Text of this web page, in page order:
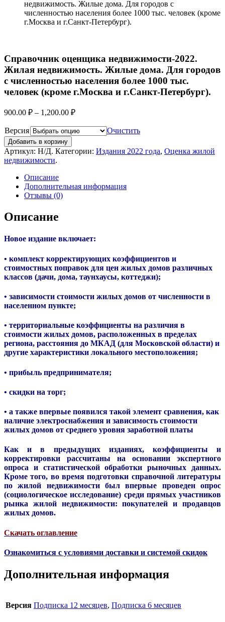
недвижимость. Жилые дома. Для городов с
численностью населения более 1000 тыс. человек (кроме
г.Москва и г.Санкт-Петербург).
Справочник оценщика недвижимости-2022.
Жилая недвижимость. Жилые дома. Для городов
с численностью населения более 1000 тыс.
человек (кроме г.Москва и г.Санкт-Петербург).
900.00 ₽ – 1,200.00 ₽
Версия Очистить
Добавить в корзину
Артикул: Н/Д. Категории: Издания 2022 года, Оценка жилой
недвижимости.
Описание
Дополнительная информация
Отзывы (0)
Описание
Новое издание включает:
• комплект корректирующих коэффициентов и
стоимостных поправок для цен жилых домов различных
классов (дачи, дома, таунхаусы, коттеджи);
• зависимости стоимости жилых домов от численности в
населенном пункте;
• территориальные коэффициенты на различия в
стоимости жилых домов, расположенных в пределах
региона, расстояния до МКАД (для Московской области) и
другие характеристики локального местоположения;
• прибыль предпринимателя;
• скидки на торг;
• а также впервые появился такой элемент сравнения, как
наличие электроснабжения и зависимость стоимости
жилых домов от среднего уровня заработной платы
Как и в предыдущих изданиях, коэффициенты и
корректировки рассчитаны на основании экспертного
опроса и статистической обработки рыночных данных.
Кроме того, во время подготовки справочной литературы
по жилой недвижимости был впервые проведен опрос
(социологическое исследование) среди прямых участников
рынка жилой недвижимости: покупателей и продавцов
жилых домов.
Скачать оглавление
Ознакомиться с условиями доставки и системой скидок
Дополнительная информация
Версия Подписка 12 месяцев, Подписка 6 месяцев